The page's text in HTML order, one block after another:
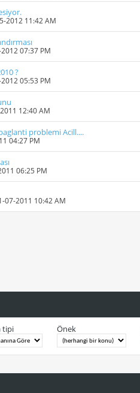
2012 11:42 AM
07:37 PM
?
05:53 PM
12:40 AM
problemi Acill....
04:27 PM
06:25 PM
07-2011 10:42 AM
tipi Önek